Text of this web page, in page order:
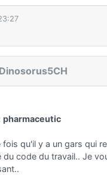
Dinosorus5CH
pharmaceutic
fois qu'il y a un gars qui
du code du travail.. Je